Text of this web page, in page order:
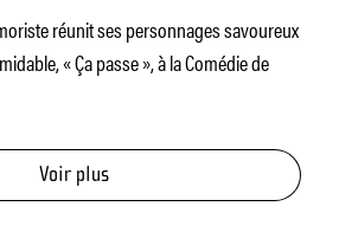
réunit ses personnages savoureux
« Ça passe », à la Comédie de
Voir plus